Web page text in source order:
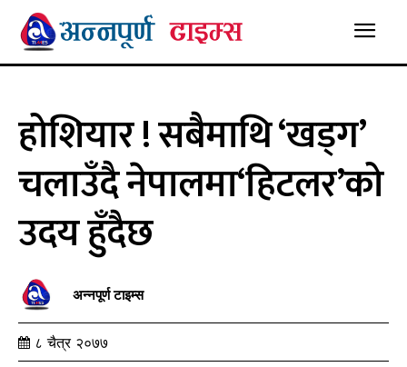
होशियार ! सबैमाथि ‘खड्ग’
चलाउँदै नेपालमा‘हिटलर’को
उदय हुँदैछ
अन्नपूर्ण टाइम्स
८ चैत्र २०७७